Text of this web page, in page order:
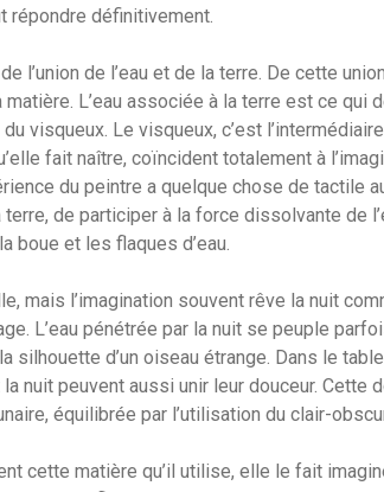
répondre définitivement.
l’union de l’eau et de la terre. De cette
L’eau associée à la terre est ce qui
visqueux. Le visqueux, c’est
fait naître, coïncident totalement à
du peintre a quelque chose de tactile
de participer à la force dissolvante de
boue et les flaques d’eau.
mais l’imagination souvent rêve la nuit
L’eau pénétrée par la nuit se peuple
d’un oiseau étrange. Dans le
nuit peuvent aussi unir leur douceur. Cette
équilibrée par l’utilisation du clair-
cette matière qu’il utilise, elle le fait